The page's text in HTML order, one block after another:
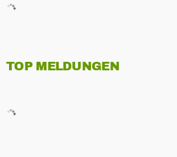
TOP MELDUNGEN